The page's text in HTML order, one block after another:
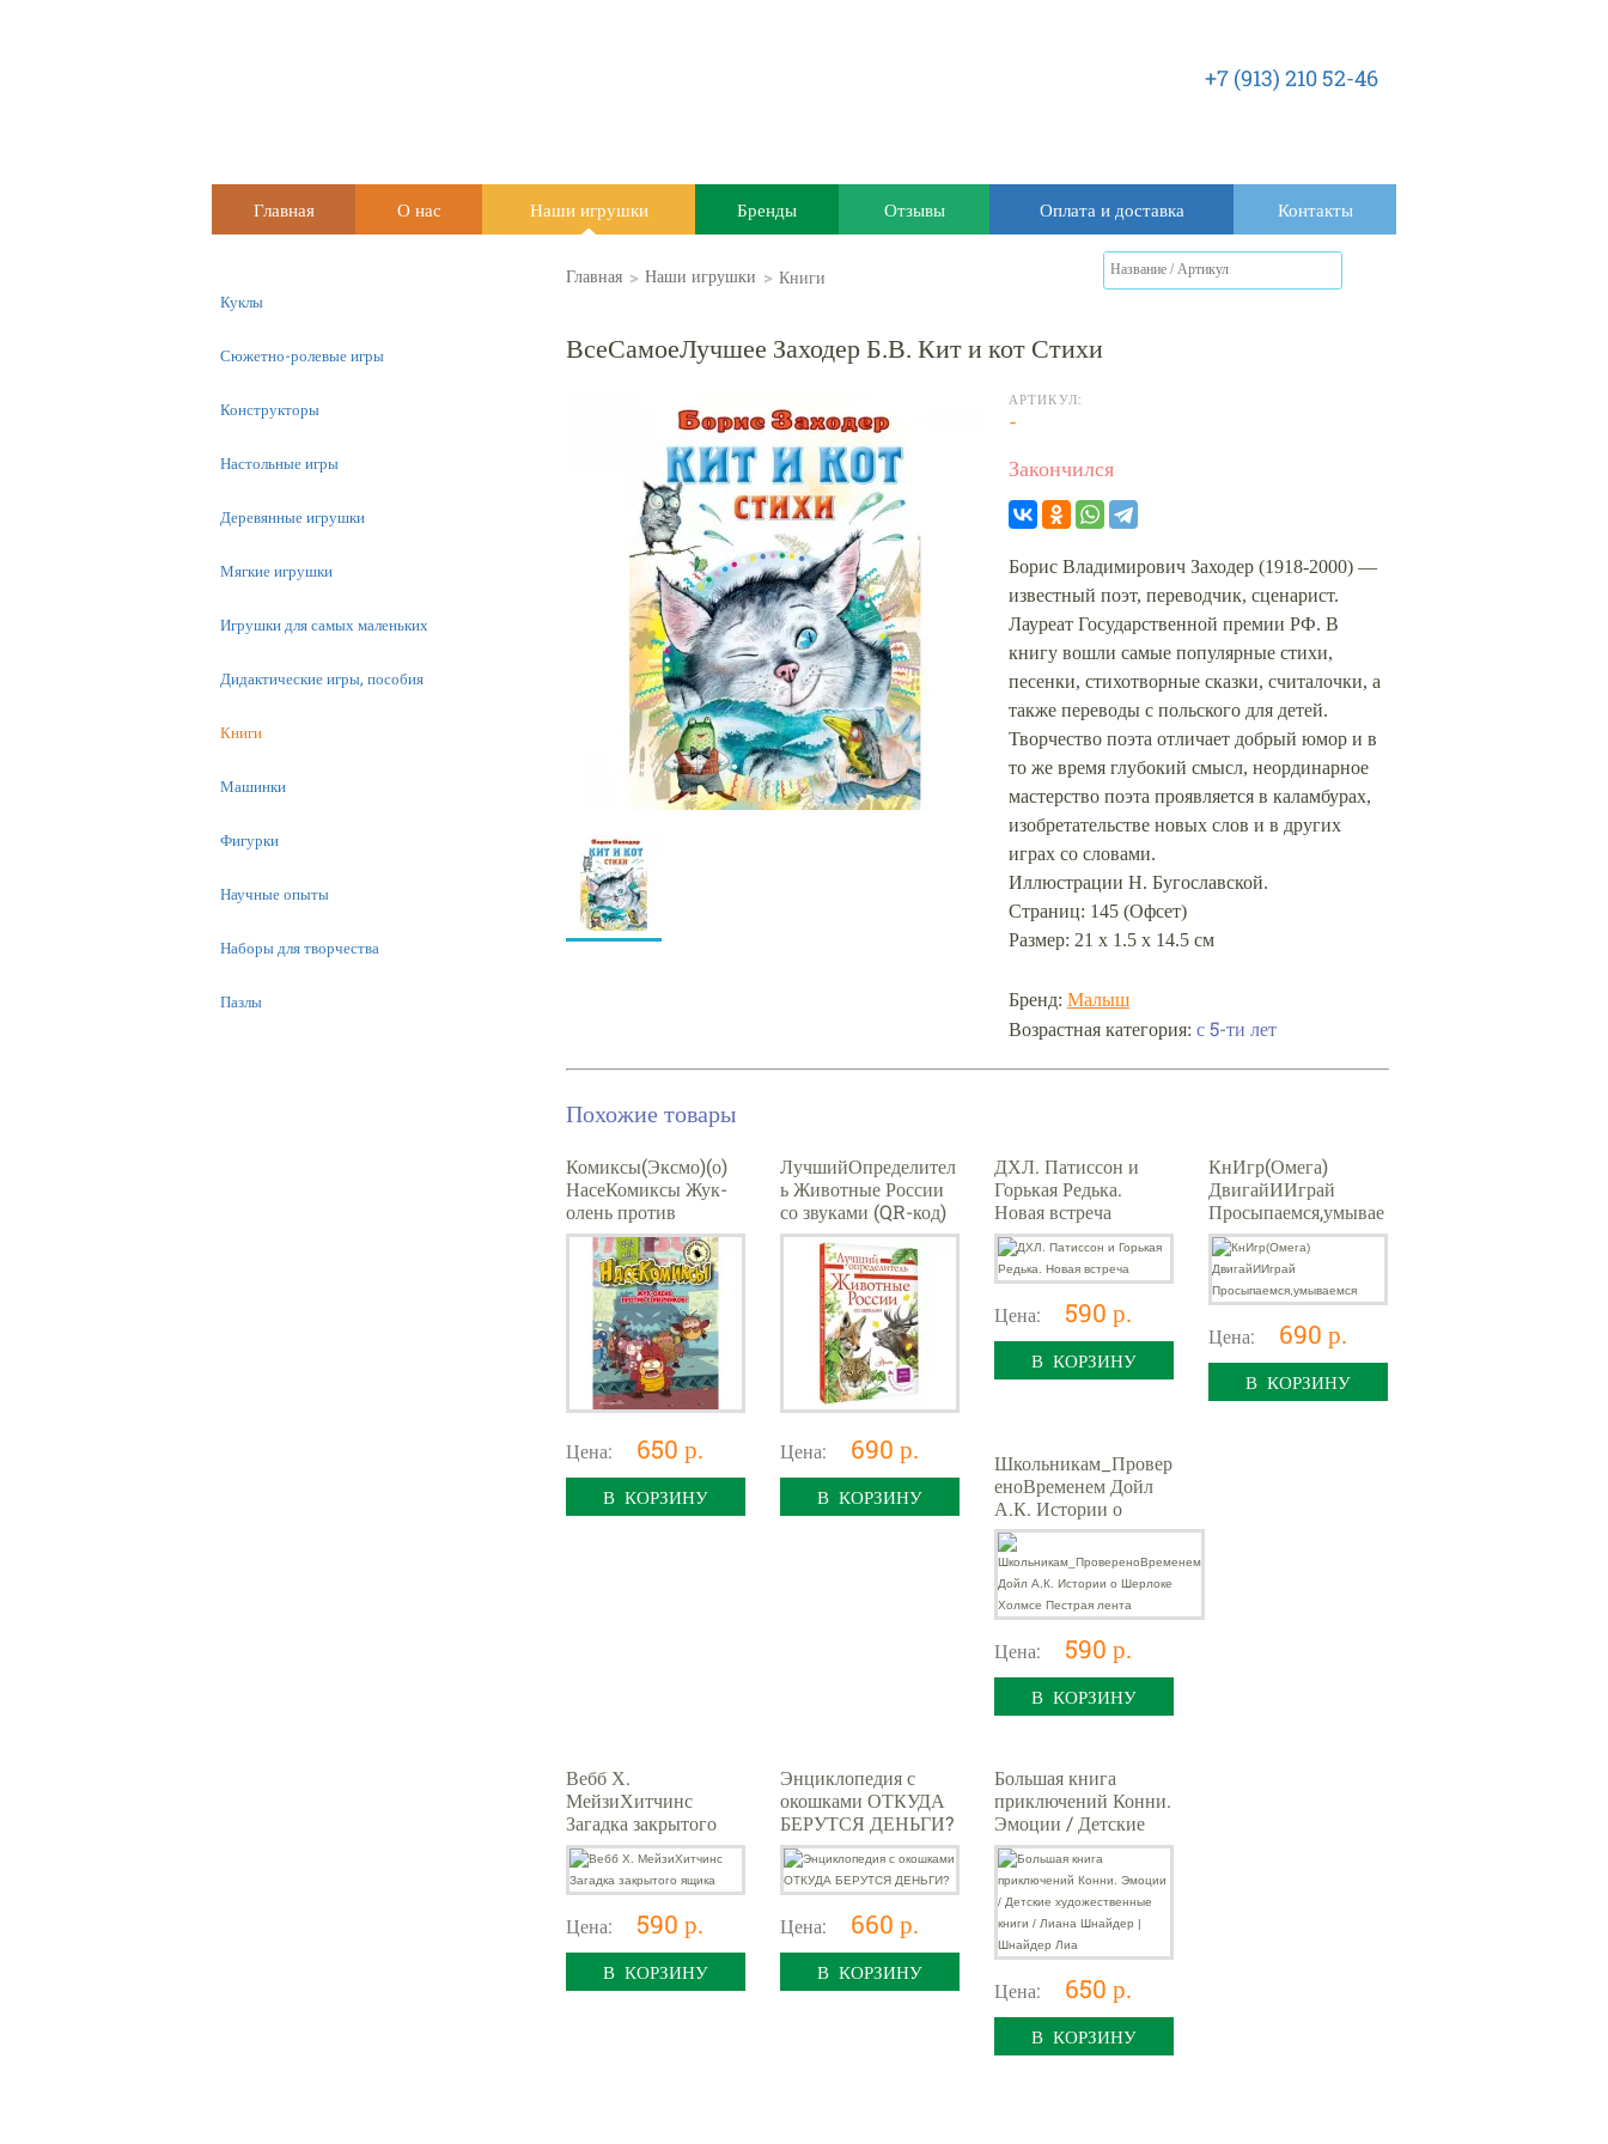
+7 (913) 210 52-46
Главная О нас Наши игрушки Бренды Отзывы Оплата и доставка Контакты
Главная > Наши игрушки > Книги
ВсеСамоеЛучшее Заходер Б.В. Кит и кот Стихи
АРТИКУЛ:
-
Закончился
Борис Владимирович Заходер (1918-2000) —
известный поэт, переводчик, сценарист.
Лауреат Государственной премии РФ. В
книгу вошли самые популярные стихи,
песенки, стихотворные сказки, считалочки, а
также переводы с польского для детей.
Творчество поэта отличает добрый юмор и в
то же время глубокий смысл, неординарное
мастерство поэта проявляется в каламбурах,
изобретательстве новых слов и в других
играх со словами.
Иллюстрации Н. Бугославской.
Страниц: 145 (Офсет)
Размер: 21 х 1.5 х 14.5 см
Бренд: Малыш
Возрастная категория: с 5-ти лет
Похожие товары
Комиксы(Эксмо)(о)
НасеКомиксы Жук-
олень против
соперников!
(Сянминь У.)
Цена: 650 р.
В КОРЗИНУ
ЛучшийОпределител
ь Животные России
со звуками (QR-код)
(Беме И.Р.)
Цена: 690 р.
В КОРЗИНУ
ДХЛ. Патиссон и
Горькая Редька.
Новая встреча
Цена: 590 р.
В КОРЗИНУ
КнИгр(Омега)
ДвигайИИграй
Просыпаемся,умывае
мся
Цена: 690 р.
В КОРЗИНУ
Школьникам_Провер
еноВременем Дойл
А.К. Истории о
Шерлоке Холмсе
Пестрая лента
Цена: 590 р.
В КОРЗИНУ
Вебб Х.
МейзиХитчинс
Загадка закрытого
ящика
Цена: 590 р.
В КОРЗИНУ
Энциклопедия с
окошками ОТКУДА
БЕРУТСЯ ДЕНЬГИ?
Цена: 660 р.
В КОРЗИНУ
Большая книга
приключений Конни.
Эмоции / Детские
художественные
книги / Лиана
Шнайдер | Шнайдер
Лиа
Цена: 650 р.
В КОРЗИНУ
Куклы
Сюжетно-ролевые игры
Конструкторы
Настольные игры
Деревянные игрушки
Мягкие игрушки
Игрушки для самых маленьких
Дидактические игры, пособия
Книги
Машинки
Фигурки
Научные опыты
Наборы для творчества
Пазлы